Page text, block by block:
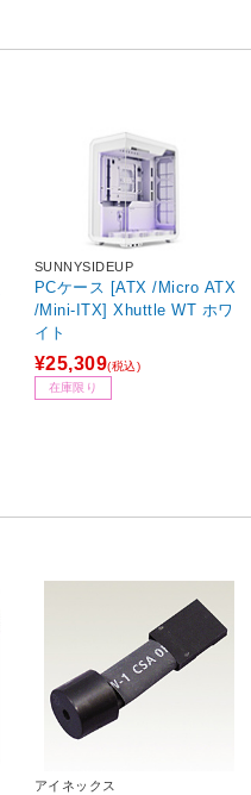
SUNNYSIDEUP
PCケース [ATX /Micro ATX
/Mini-ITX] Xhuttle WT ホワ
イト
¥25,309(税込)
在庫限り
アイネックス